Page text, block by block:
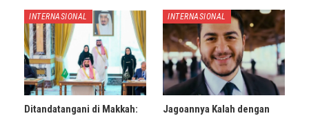
INTERNASIONAL
Ditandatangani di Makkah:
INTERNASIONAL
Jagoannya Kalah dengan